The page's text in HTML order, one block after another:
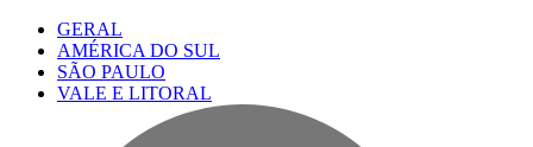
GERAL
AMÉRICA DO SUL
SÃO PAULO
VALE E LITORAL